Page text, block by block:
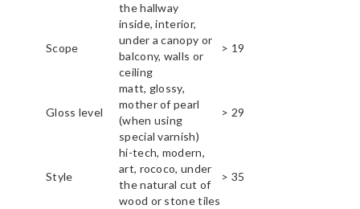
the hallway
Scope
inside, interior,
under a canopy or
balcony, walls or
ceiling
> 19
Gloss level
matt, glossy,
mother of pearl
(when using
special varnish)
> 29
Style
hi-tech, modern,
art, rococo, under
the natural cut of
wood or stone tiles
> 35